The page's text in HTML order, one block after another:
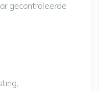
gecontroleerde